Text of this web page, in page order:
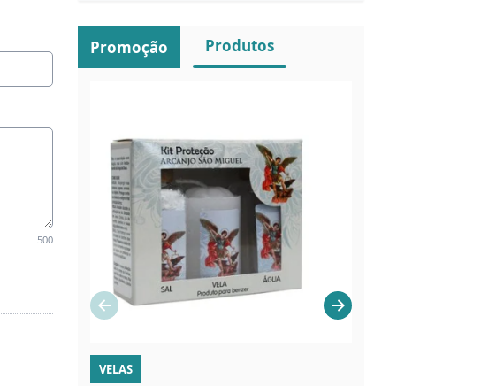
500
Promoção Produtos
VELAS